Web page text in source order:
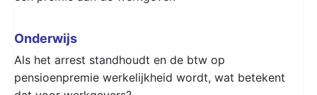
Onderwijs
Als het arrest standhoudt en de btw op
pensioenpremie werkelijkheid wordt, wat betekent